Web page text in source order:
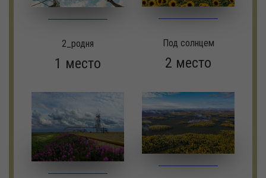
2_родня
1 место
Под солнцем
2 место